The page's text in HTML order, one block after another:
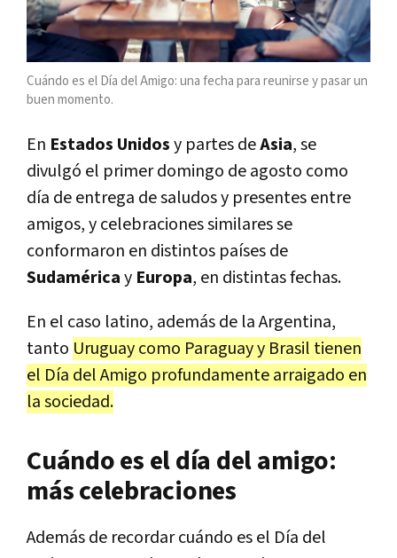
Cuándo es el Día del Amigo: una fecha para reunirse y pasar un
buen momento.
En Estados Unidosy partes deAsia, se
divulgó el primer domingo de agosto como
día de entrega de saludos y presentes entre
amigos, y celebraciones similares se
conformaron en distintos países de
Sudaméricay Europa, en distintas fechas.
En el caso latino, además de la Argentina,
tanto Uruguay como Paraguay y Brasil tienen
el Día del Amigo profundamente arraigado en
la sociedad.
Cuándo es el día del amigo:
más celebraciones
Además de recordar cuándo es el Día del